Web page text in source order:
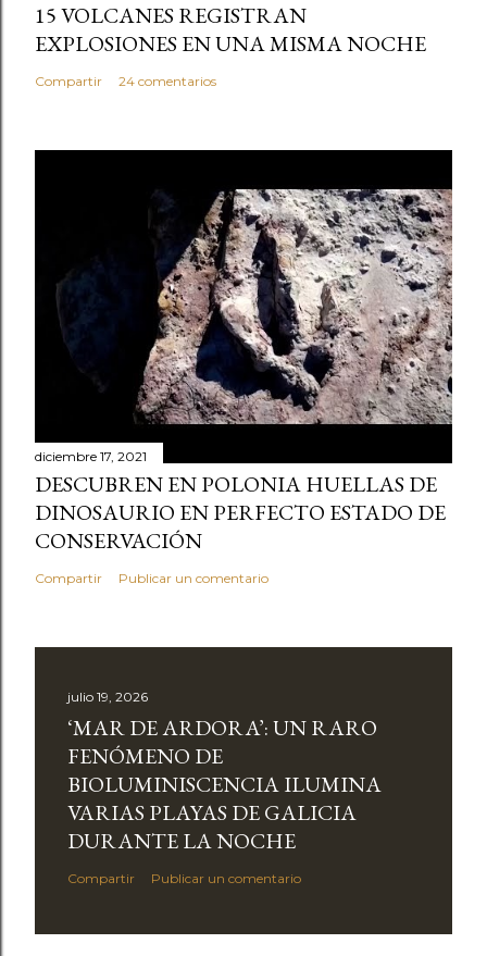
15 VOLCANES REGISTRAN
EXPLOSIONES EN UNA MISMA NOCHE
Compartir 24 comentarios
diciembre 17, 2021
DESCUBREN EN POLONIA HUELLAS DE
DINOSAURIO EN PERFECTO ESTADO DE
CONSERVACIÓN
Compartir Publicar un comentario
julio 19, 2026
‘MAR DE ARDORA’: UN RARO
FENÓMENO DE
BIOLUMINISCENCIA ILUMINA
VARIAS PLAYAS DE GALICIA
DURANTE LA NOCHE
Compartir Publicar un comentario